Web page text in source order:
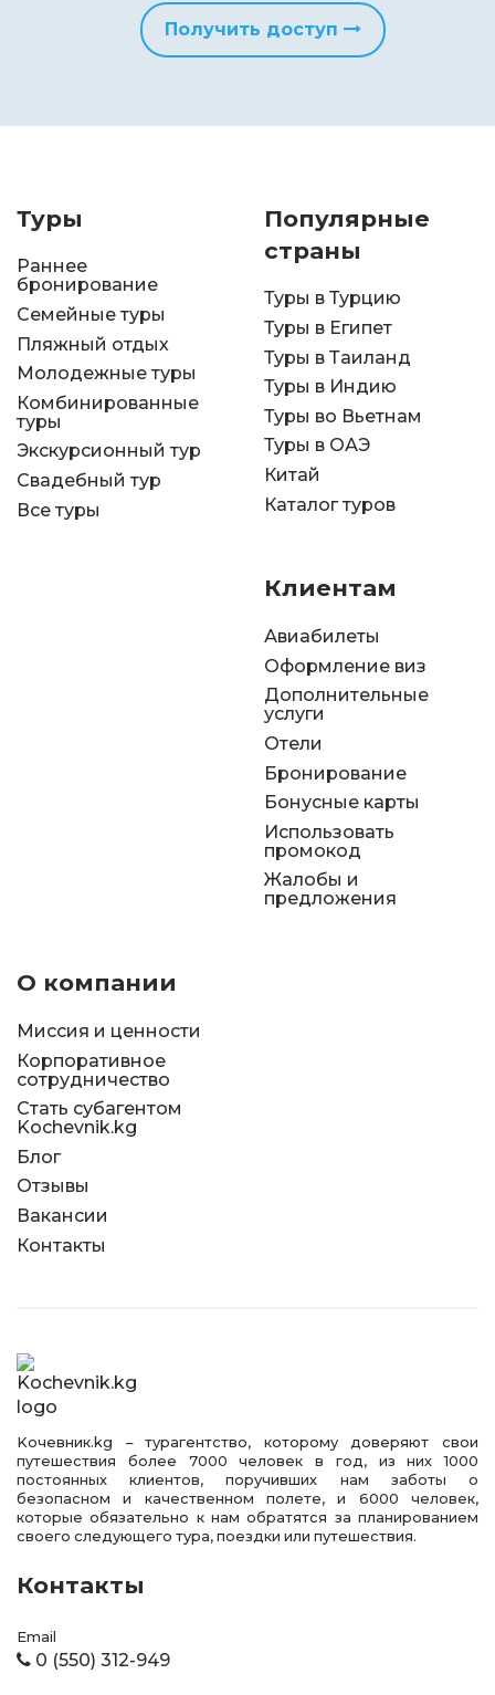
Получить доступ
Туры
Раннее
бронирование
Семейные туры
Пляжный отдых
Молодежные туры
Комбинированные
туры
Экскурсионный тур
Свадебный тур
Все туры
Популярные
страны
Туры в Турцию
Туры в Египет
Туры в Таиланд
Туры в Индию
Туры во Вьетнам
Туры в ОАЭ
Китай
Каталог туров
Клиентам
Авиабилеты
Оформление виз
Дополнительные
услуги
Отели
Бронирование
Бонусные карты
Использовать
промокод
Жалобы и
предложения
О компании
Миссия и ценности
Корпоративное
сотрудничество
Стать субагентом
Kochevnik.kg
Блог
Отзывы
Вакансии
Контакты
Kочевник.kg – турагентство, которому доверяют свои
путешествия более 7000 человек в год, из них 1000
постоянных клиентов, поручивших нам заботы о
безопасном и качественном полете, и 6000 человек,
которые обязательно к нам обратятся за планированием
своего следующего тура, поездки или путешествия.
Контакты
Email
0 (550) 312-949